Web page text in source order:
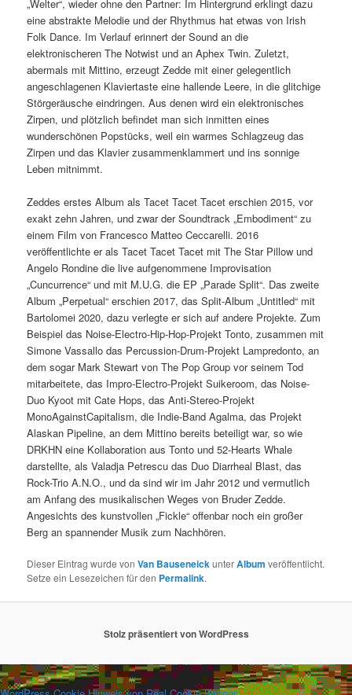
„Welter“, wieder ohne den Partner: Im Hintergrund erklingt dazu
eine abstrakte Melodie und der Rhythmus hat etwas von Irish
Folk Dance. Im Verlauf erinnert der Sound an die
elektronischeren The Notwist und an Aphex Twin. Zuletzt,
abermals mit Mittino, erzeugt Zedde mit einer gelegentlich
angeschlagenen Klaviertaste eine hallende Leere, in die glitchige
Störgeräusche eindringen. Aus denen wird ein elektronisches
Zirpen, und plötzlich befindet man sich inmitten eines
wunderschönen Popstücks, weil ein warmes Schlagzeug das
Zirpen und das Klavier zusammenklammert und ins sonnige
Leben mitnimmt.
Zeddes erstes Album als Tacet Tacet Tacet erschien 2015, vor
exakt zehn Jahren, und zwar der Soundtrack „Embodiment“ zu
einem Film von Francesco Matteo Ceccarelli. 2016
veröffentlichte er als Tacet Tacet Tacet mit The Star Pillow und
Angelo Rondine die live aufgenommene Improvisation
„Cuncurrence“ und mit M.U.G. die EP „Parade Split“. Das zweite
Album „Perpetual“ erschien 2017, das Split-Album „Untitled“ mit
Bartolomei 2020, dazu verlegte er sich auf andere Projekte. Zum
Beispiel das Noise-Electro-Hip-Hop-Projekt Tonto, zusammen mit
Simone Vassallo das Percussion-Drum-Projekt Lampredonto, an
dem sogar Mark Stewart von The Pop Group vor seinem Tod
mitarbeitete, das Impro-Electro-Projekt Suikeroom, das Noise-
Duo Kyoot mit Cate Hops, das Anti-Stereo-Projekt
MonoAgainstCapitalism, die Indie-Band Agalma, das Projekt
Alaskan Pipeline, an dem Mittino bereits beteiligt war, so wie
DRKHN eine Kollaboration aus Tonto und 52-Hearts Whale
darstellte, als Valadja Petrescu das Duo Diarrheal Blast, das
Rock-Trio A.N.O., und da sind wir im Jahr 2012 und vermutlich
am Anfang des musikalischen Weges von Bruder Zedde.
Angesichts des kunstvollen „Fickle“ offenbar noch ein großer
Berg an spannender Musik zum Nachhören.
Dieser Eintrag wurde vonVan BauseneickunterAlbum veröffentlicht.
Setze ein Lesezeichen für den Permalink.
Stolz präsentiert von WordPress